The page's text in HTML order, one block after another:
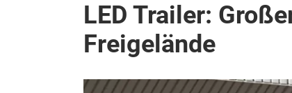
LED Trailer:
Freigelände